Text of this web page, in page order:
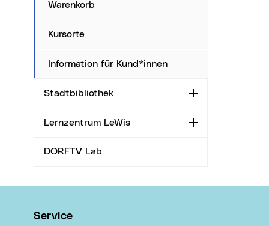
Warenkorb
Kursorte
Information für Kund*innen
Stadtbibliothek Aufklappen
Lernzentrum LeWis Aufklappen
DORFTV Lab
Service